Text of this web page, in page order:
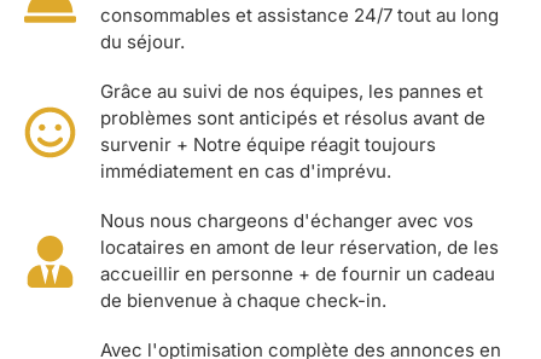
consommables et assistance 24/7 tout au long
du séjour.
Grâce au suivi de nos équipes, les pannes et
problèmes sont anticipés et résolus avant de
survenir + Notre équipe réagit toujours
immédiatement en cas d'imprévu.
Nous nous chargeons d'échanger avec vos
locataires en amont de leur réservation, de les
accueillir en personne + de fournir un cadeau
de bienvenue à chaque check-in.
Avec l'optimisation complète des annonces en